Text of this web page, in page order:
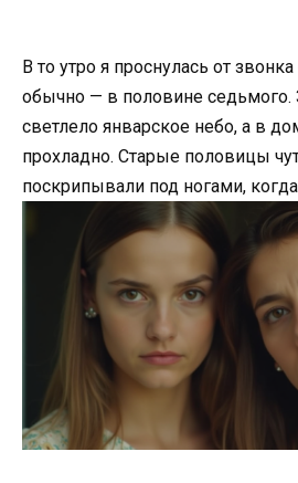
В то утро я проснулась от
обычно — в половине
светлело январское небо, а в
прохладно. Старые половицы
поскрипывали под ногами,